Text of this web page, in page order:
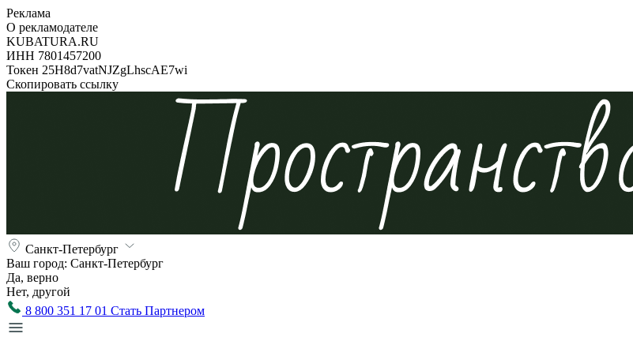
Реклама
О рекламодателе
KUBATURA.RU
ИНН 7801457200
Токен 25H8d7vatNJZgLhscAE7wi
Скопировать ссылку
Санкт-Петербург
Ваш город: Санкт-Петербург
Да, верно
Нет, другой
8 800 351 17 01 Стать Партнером